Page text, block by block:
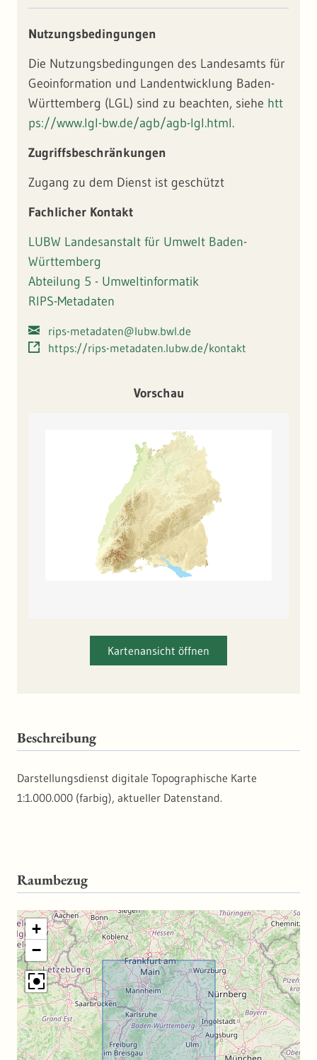
000 000" (D1000) (Normalausgabe) und liegt im
Rasterkartenausschnitt auf das Land Baden-Württemberg
wurde die Karte in Helligkeit und Kontrast verändert.
Nutzungsbedingungen
Die Nutzungsbedingungen des Landesamts für
Geoinformation und Landentwicklung Baden-
Württemberg (LGL) sind zu beachten, siehe htt
ps://www.lgl-bw.de/agb/agb-lgl.html.
Zugriffsbeschränkungen
Zugang zu dem Dienst ist geschützt
Fachlicher Kontakt
LUBW Landesanstalt für Umwelt Baden-
Württemberg
Abteilung 5 - Umweltinformatik
RIPS-Metadaten
rips-metadaten@lubw.bwl.de
https://rips-metadaten.lubw.de/kontakt
Vorschau
Kartenansicht öffnen
Beschreibung
Darstellungsdienst digitale Topographische Karte
1:1.000.000 (farbig), aktueller Datenstand.
Raumbezug
+
−